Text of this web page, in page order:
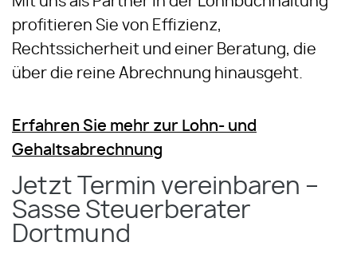
profitieren Sie von Effizienz,
Rechtssicherheit und einer Beratung, die
über die reine Abrechnung hinausgeht.
Erfahren Sie mehr zur Lohn- und
Gehaltsabrechnung
Jetzt Termin vereinbaren –
Sasse Steuerberater
Dortmund